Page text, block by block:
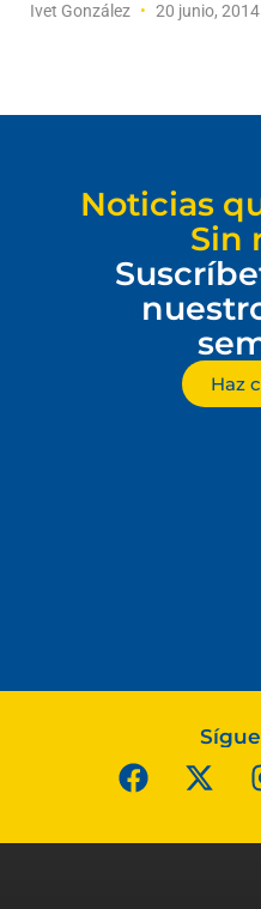
Ivet González 20 junio, 2014
Noticias
Sin
Haz